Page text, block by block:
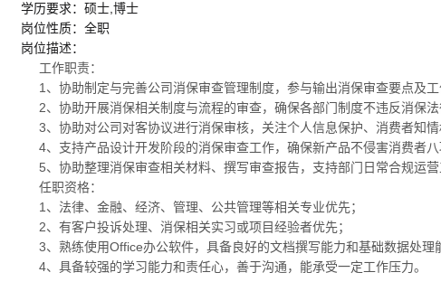
学历要求：硕士,博士
岗位性质：全职
岗位描述：
工作职责：
1、协助制定与完善公司消保审查管理制度，参与输出消保审查要点及工
2、协助开展消保相关制度与流程的审查，确保各部门制度不违反消保法
3、协助对公司对客协议进行消保审核，关注个人信息保护、消费者知情
4、支持产品设计开发阶段的消保审查工作，确保新产品不侵害消费者
5、协助整理消保审查相关材料、撰写审查报告，支持部门日常合规运营
任职资格：
1、法律、金融、经济、管理、公共管理等相关专业优先；
2、有客户投诉处理、消保相关实习或项目经验者优先；
3、熟练使用Office办公软件，具备良好的文档撰写能力和基础数据处理
4、具备较强的学习能力和责任心，善于沟通，能承受一定工作压力。